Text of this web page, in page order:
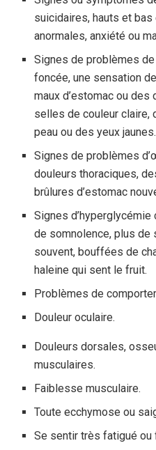
suicidaires, hauts et
anormales, anxiété ou
Signes de problèmes
foncée, une sensation
maux d’estomac ou des
selles de couleur claire,
peau ou des yeux jaunes.
Signes de problèmes
douleurs thoraciques,
brûlures d’estomac
Signes
de somnolence, plus de
souvent, bouffées de
haleine qui sent le fruit.
Problèmes de
Douleur oculaire.
Douleurs dorsales,
musculaires.
Faiblesse musculaire.
Toute ecchymose ou
Se sentir très fatigué ou